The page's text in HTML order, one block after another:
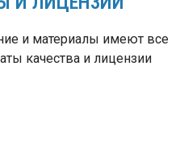
и материалы имеют все
качества и лицензии